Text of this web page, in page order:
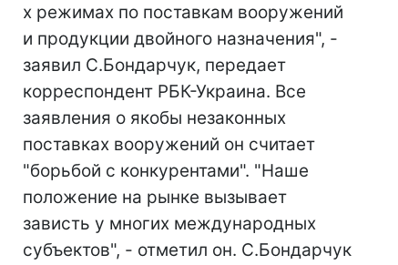
х режимах по поставкам вооружений
и продукции двойного назначения", -
заявил С.Бондарчук, передает
корреспондент РБК-Украина. Все
заявления о якобы незаконных
поставках вооружений он считает
"борьбой с конкурентами". "Наше
положение на рынке вызывает
зависть у многих международных
субъектов", - отметил он. С.Бондарчук